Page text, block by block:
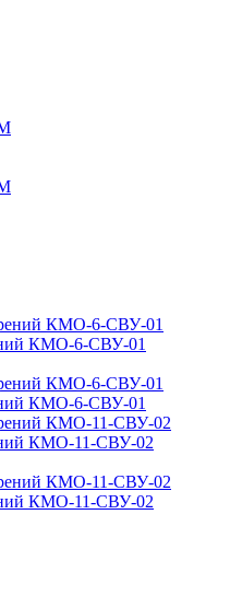
КМО-6-СВУ-01
КМО-6-СВУ-01
КМО-11-СВУ-02
КМО-11-СВУ-02